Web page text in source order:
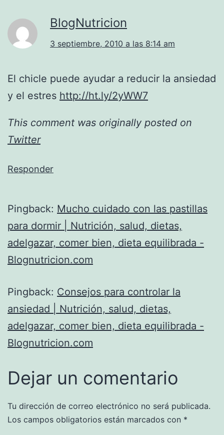
BlogNutricion
3 septiembre, 2010 a las 8:14 am
El chicle puede ayudar a reducir la ansiedad
y el estres http://ht.ly/2yWW7
This comment was originally posted on
Twitter
Responder
Pingback: Mucho cuidado con las pastillas
para dormir | Nutrición, salud, dietas,
adelgazar, comer bien, dieta equilibrada -
Blognutricion.com
Pingback: Consejos para controlar la
ansiedad | Nutrición, salud, dietas,
adelgazar, comer bien, dieta equilibrada -
Blognutricion.com
Dejar un comentario
Tu dirección de correo electrónico no será publicada.
Los campos obligatorios están marcados con *